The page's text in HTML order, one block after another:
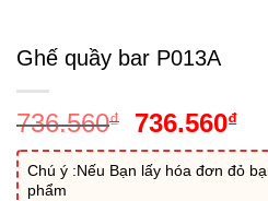
Ghế quầy bar P013A
736.560₫
Giá
gốc
là:
736.560₫Giá
tại
Chú ý :Nếu Bạn lấy hóa đơn đỏ
phẩm